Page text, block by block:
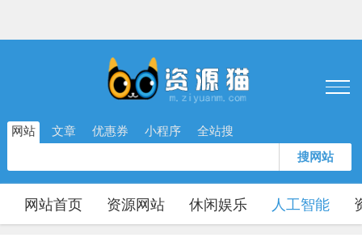
网站 文章 优惠券 小程序 全站搜
搜网站
网站首页 资源网站 休闲娱乐 人工智能